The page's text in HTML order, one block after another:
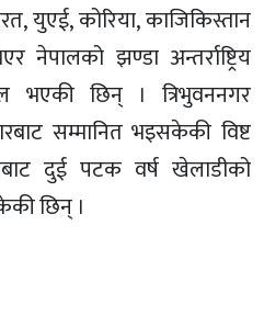
युएई, कोरिया, काजिकिस्तान
नेपालको झण्डा अन्तर्राष्ट्रिय
भएकी छिन् । त्रिभुवननगर
सम्मानित भइसकेकी विष्ट
दुई पटक वर्ष खेलाडीको
छिन् ।